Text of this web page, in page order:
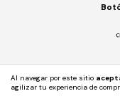
Al navegar por este sitio
agilizar tu experiencia de